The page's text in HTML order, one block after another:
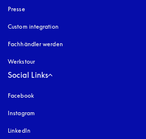
Presse
Custom integration
Fachhändler werden
Werkstour
Social Links
Facebook
Instagram
LinkedIn